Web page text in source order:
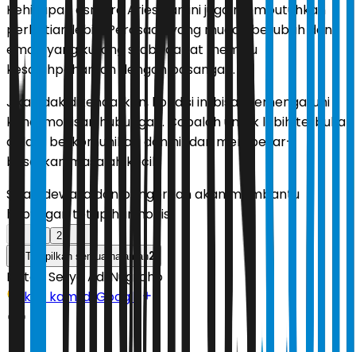
Kehidupan asmara Aries hari ini juga membutuhkan
perhatian lebih. Perasaan yang mudah berubah dan
emosi yang kurang stabil dapat memicu
kesalahpahaman dengan pasangan.
Jika tidak dikendalikan, kondisi ini bisa memengaruhi
keharmonisan hubungan. Cobalah untuk lebih terbuka
dalam berkomunikasi dan hindari membesar-
besarkan masalah kecil.
Sikap dewasa dan pengertian akan membantu
hubungan tetap harmonis.
2
Tampilkan semua halaman2
Editor: Setyo Adi Nugroho
Ikuti kami di Google